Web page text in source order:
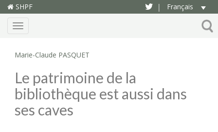
SHPF | Français
Menu
Marie-Claude PASQUET
Le patrimoine de la
bibliothèque est aussi dans
ses caves